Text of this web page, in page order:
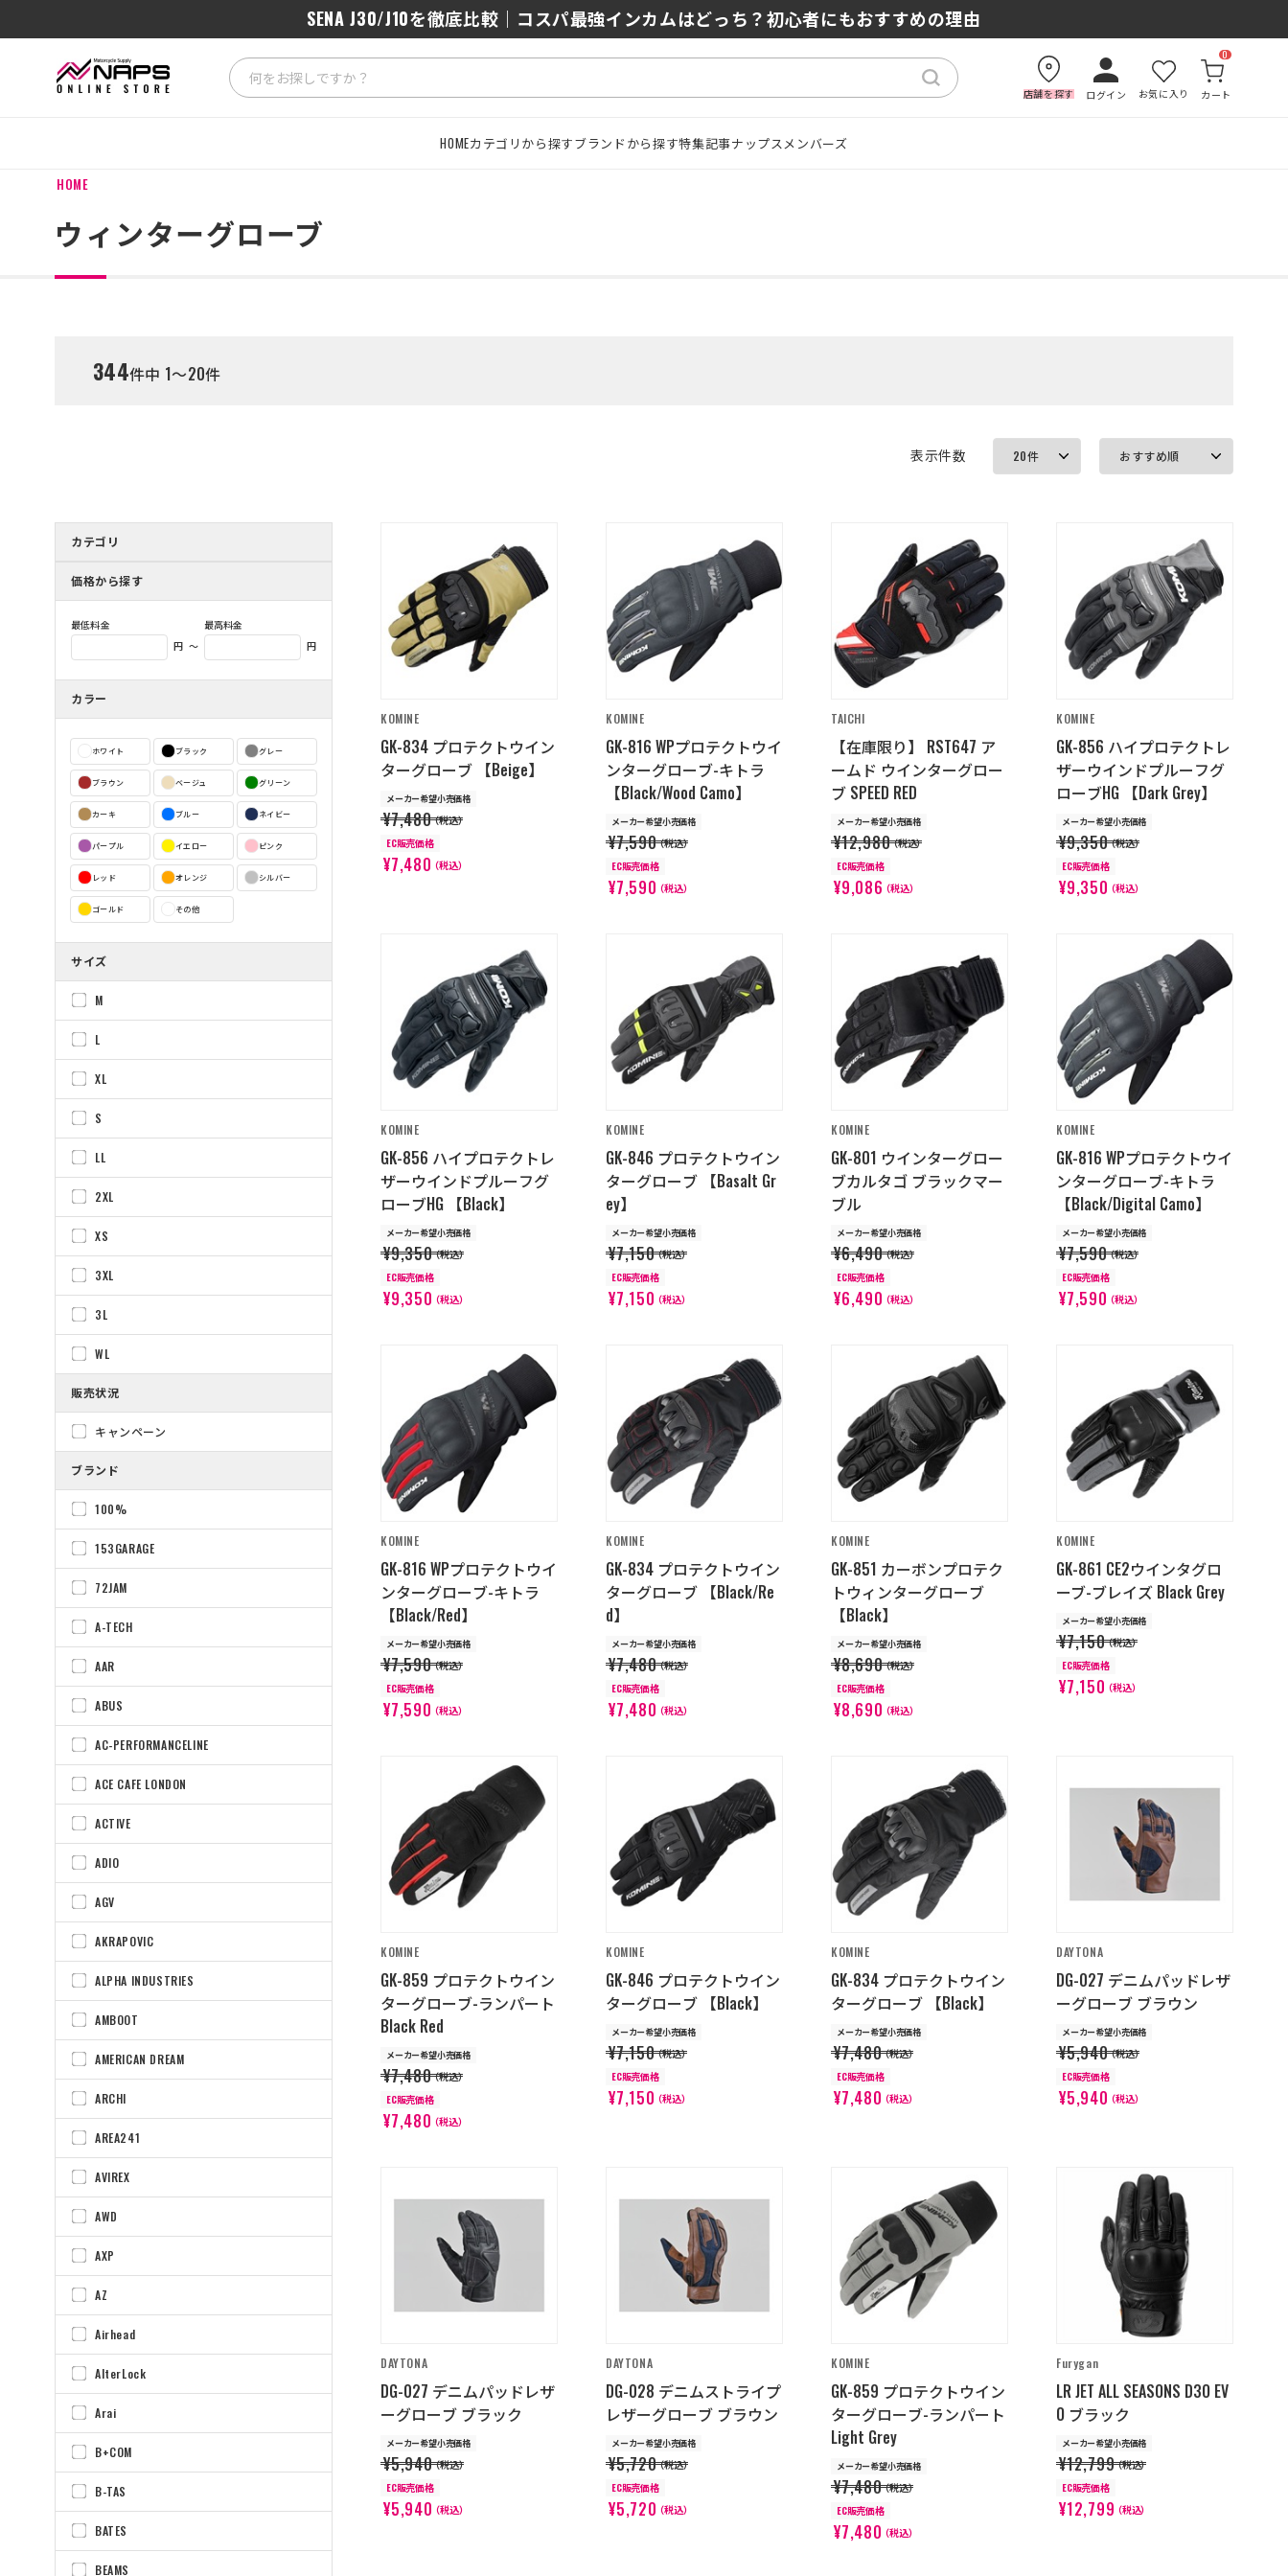
SENA J30/J10を徹底比較｜コスパ最強インカムはどっち？初心者にもおすすめの理由
店舗を探す ログイン お気に入り カート
0
HOMEカテゴリから探すブランドから探す特集記事ナップスメンバーズ
HOME
ウィンターグローブ
344件中 1～20件
表示件数
カテゴリ
価格から探す
最低料金
円 ～
最高料金
円
カラー
ホワイト ブラック グレー
ブラウン ベージュ グリーン
カーキ ブルー ネイビー
パープル イエロー ピンク
レッド オレンジ シルバー
ゴールド その他
サイズ
M
L
XL
S
LL
2XL
XS
3XL
3L
WL
販売状況
キャンペーン
ブランド
100%
153GARAGE
72JAM
A-TECH
AAR
ABUS
AC-PERFORMANCELINE
ACE CAFE LONDON
ACTIVE
ADIO
AGV
AKRAPOVIC
ALPHA INDUSTRIES
AMBOOT
AMERICAN DREAM
ARCHI
AREA241
AVIREX
AWD
AXP
AZ
Airhead
AlterLock
Arai
B+COM
B-TAS
BATES
BEAMS
KOMINE
GK-834 プロテクトウイン
ターグローブ 【Beige】
メーカー希望小売価格
¥7,480（税込）
EC販売価格
¥7,480（税込）
KOMINE
GK-816 WPプロテクトウイ
ンターグローブ-キトラ
【Black/Wood Camo】
メーカー希望小売価格
¥7,590（税込）
EC販売価格
¥7,590（税込）
TAICHI
【在庫限り】 RST647 ア
ームド ウインターグロー
ブ SPEED RED
メーカー希望小売価格
¥12,980（税込）
EC販売価格
¥9,086（税込）
KOMINE
GK-856 ハイプロテクトレ
ザーウインドプルーフグ
ローブHG 【Dark Grey】
メーカー希望小売価格
¥9,350（税込）
EC販売価格
¥9,350（税込）
KOMINE
GK-856 ハイプロテクトレ
ザーウインドプルーフグ
ローブHG 【Black】
メーカー希望小売価格
¥9,350（税込）
EC販売価格
¥9,350（税込）
KOMINE
GK-846 プロテクトウイン
ターグローブ 【Basalt Gr
ey】
メーカー希望小売価格
¥7,150（税込）
EC販売価格
¥7,150（税込）
KOMINE
GK-801 ウインターグロー
ブカルタゴ ブラックマー
ブル
メーカー希望小売価格
¥6,490（税込）
EC販売価格
¥6,490（税込）
KOMINE
GK-816 WPプロテクトウイ
ンターグローブ-キトラ
【Black/Digital Camo】
メーカー希望小売価格
¥7,590（税込）
EC販売価格
¥7,590（税込）
KOMINE
GK-816 WPプロテクトウイ
ンターグローブ-キトラ
【Black/Red】
メーカー希望小売価格
¥7,590（税込）
EC販売価格
¥7,590（税込）
KOMINE
GK-834 プロテクトウイン
ターグローブ 【Black/Re
d】
メーカー希望小売価格
¥7,480（税込）
EC販売価格
¥7,480（税込）
KOMINE
GK-851 カーボンプロテク
トウィンターグローブ
【Black】
メーカー希望小売価格
¥8,690（税込）
EC販売価格
¥8,690（税込）
KOMINE
GK-861 CE2ウインタグロ
ーブ-ブレイズ Black Grey
メーカー希望小売価格
¥7,150（税込）
EC販売価格
¥7,150（税込）
KOMINE
GK-859 プロテクトウイン
ターグローブ-ランパート
Black Red
メーカー希望小売価格
¥7,480（税込）
EC販売価格
¥7,480（税込）
KOMINE
GK-846 プロテクトウイン
ターグローブ 【Black】
メーカー希望小売価格
¥7,150（税込）
EC販売価格
¥7,150（税込）
KOMINE
GK-834 プロテクトウイン
ターグローブ 【Black】
メーカー希望小売価格
¥7,480（税込）
EC販売価格
¥7,480（税込）
DAYTONA
DG-027 デニムパッドレザ
ーグローブ ブラウン
メーカー希望小売価格
¥5,940（税込）
EC販売価格
¥5,940（税込）
DAYTONA
DG-027 デニムパッドレザ
ーグローブ ブラック
メーカー希望小売価格
¥5,940（税込）
EC販売価格
¥5,940（税込）
DAYTONA
DG-028 デニムストライプ
レザーグローブ ブラウン
メーカー希望小売価格
¥5,720（税込）
EC販売価格
¥5,720（税込）
KOMINE
GK-859 プロテクトウイン
ターグローブ-ランパート
Light Grey
メーカー希望小売価格
¥7,480（税込）
EC販売価格
¥7,480（税込）
Furygan
LR JET ALL SEASONS D3O EV
O ブラック
メーカー希望小売価格
¥12,799（税込）
EC販売価格
¥12,799（税込）